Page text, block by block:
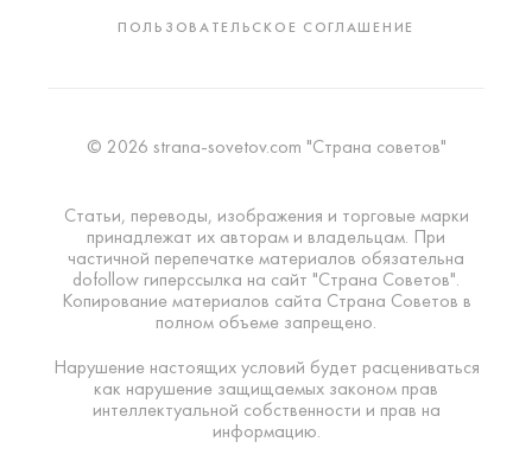
ПОЛЬЗОВАТЕЛЬСКОЕ СОГЛАШЕНИЕ
© 2026 strana-sovetov.com "Страна советов"
Статьи, переводы, изображения и торговые марки
принадлежат их авторам и владельцам. При
частичной перепечатке материалов обязательна
dofollow гиперссылка на сайт "Страна Советов".
Копирование материалов сайта Страна Советов в
полном объеме запрещено.
Нарушение настоящих условий будет расцениваться
как нарушение защищаемых законом прав
интеллектуальной собственности и прав на
информацию.